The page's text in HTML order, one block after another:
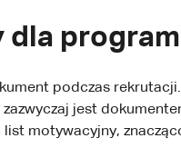
dla
podczas
jest
motywacyjny,